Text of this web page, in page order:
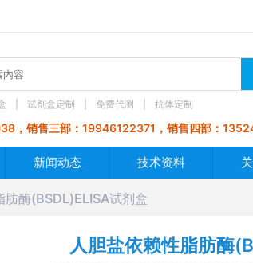
试剂盒定制 免费代测 抗体定制
，销售三部：19946122371，销售四部：
新闻动态 技术资料
肪酶(BSDL)ELISA试剂盒
人胆盐依赖性脂肪酶